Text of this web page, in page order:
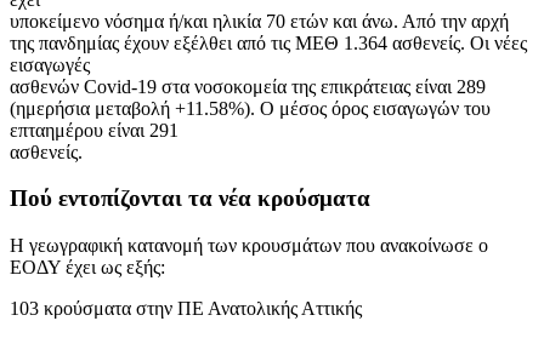
υποκείμενο νόσημα ή/και ηλικία 70 ετών και άνω. Από την αρχή
της πανδημίας έχουν εξέλθει από τις ΜΕΘ 1.364 ασθενείς. Οι νέες
εισαγωγές
ασθενών Covid-19 στα νοσοκομεία της επικράτειας είναι 289
(ημερήσια μεταβολή +11.58%). Ο μέσος όρος εισαγωγών του
επταημέρου είναι 291
ασθενείς.
Πού εντοπίζονται τα νέα κρούσματα
Η γεωγραφική κατανομή των κρουσμάτων που ανακοίνωσε ο
ΕΟΔΥ έχει ως εξής:
103 κρούσματα στην ΠΕ Ανατολικής Αττικής